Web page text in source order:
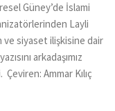
Güney’de İslami
Layli
ve siyaset ilişkisine dair
arkadaşımız
Ammar Kılıç